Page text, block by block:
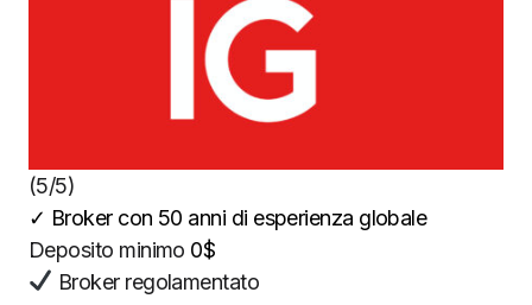
(5/5)
✓ Broker con 50 anni di esperienza globale
Deposito minimo 0$
Broker regolamentato